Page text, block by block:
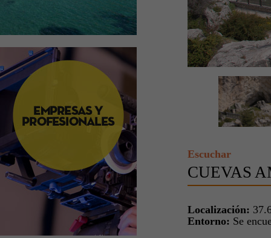
Escuchar
CUEVAS
Localización:
Entorno: Se